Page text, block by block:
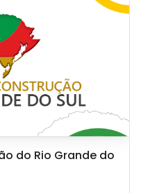
do Rio Grande do